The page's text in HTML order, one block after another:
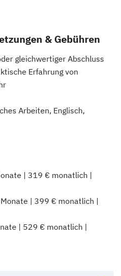
& Gebühren
gleichwertiger Abschluss
Erfahrung von
Arbeiten, Englisch,
| 319 € monatlich |
| 399 € monatlich |
| 529 € monatlich |